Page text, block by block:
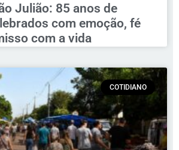
Julião: 85 anos de
com emoção, fé
com a vida
COTIDIANO